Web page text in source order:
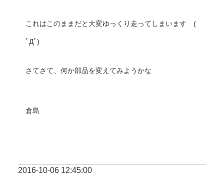
これはこのままだと大変ゆっくり走ってしまいます　(
ﾟДﾟ)
さてさて、何か部品を変えてみようかな
倉島
2016-10-06 12:45:00